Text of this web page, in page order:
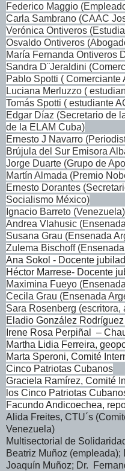
Federico Maggio
Carla Sambrano (CAAC
Verónica Ontiveros
Osvaldo Ontiveros
María Fernanda Ontiveros
Sandra D¨Jeraldini
Pablo Spotti ( Comerciante
Luciana Merluzzo (
Tomás Spotti ( estudiante
Edgar Díaz (Secretario de
de la ELAM Cuba)
Ernesto J Navarro
Brújula del Sur Emisora
Jorge Duarte (Grupo de
Martín Almada (Premio
Ernesto Dorantes
Socialismo México)
Ignacio Barreto (Venezuela)
Andrea Vlahusic
Susana Grau (Ensenada
Zulema Bischoff
Ana Sokol - Docente
Héctor Marrese- Docente
Maximina Fueyo
Cecila Grau (Ensenada
Sara Rosenberg
Eladio González
Irene Rosa Perpiñal –
Martha Lidia Ferreira,
Marta Speroni, Comité
Cinco Patriotas Cubanos
Graciela Ramírez, Comité
los Cinco Patriotas
Facundo Andicoechea,
Alida Freites, CTU´s
Venezuela)
Multisectorial de
Beatriz Muñoz
Joaquín Muñoz; Dr.